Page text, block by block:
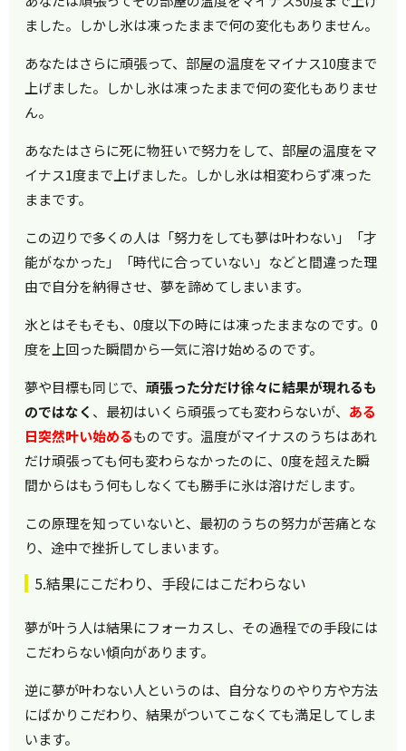
ました。しかし氷は凍ったままで何の変化もありません。
あなたはさらに頑張って、部屋の温度をマイナス10度まで
上げました。しかし氷は凍ったままで何の変化もありませ
ん。
あなたはさらに死に物狂いで努力をして、部屋の温度をマ
イナス1度まで上げました。しかし氷は相変わらず凍った
ままです。
この辺りで多くの人は「努力をしても夢は叶わない」「才
能がなかった」「時代に合っていない」などと間違った理
由で自分を納得させ、夢を諦めてしまいます。
氷とはそもそも、0度以下の時には凍ったままなのです。0
度を上回った瞬間から一気に溶け始めるのです。
夢や目標も同じで、頑張った分だけ徐々に結果が現れるも
のではなく 、最初はいくら頑張っても変わらないが、 ある
日突然叶い始めるものです。温度がマイナスのうちはあれ
だけ頑張っても何も変わらなかったのに、0度を超えた瞬
間からはもう何もしなくても勝手に氷は溶けだします。
この原理を知っていないと、最初のうちの努力が苦痛とな
り、途中で挫折してしまいます。
5.結果にこだわり、手段にはこだわらない
夢が叶う人は結果にフォーカスし、その過程での手段には
こだわらない傾向があります。
逆に夢が叶わない人というのは、自分なりのやり方や方法
にばかりこだわり、結果がついてこなくても満足してしま
います。